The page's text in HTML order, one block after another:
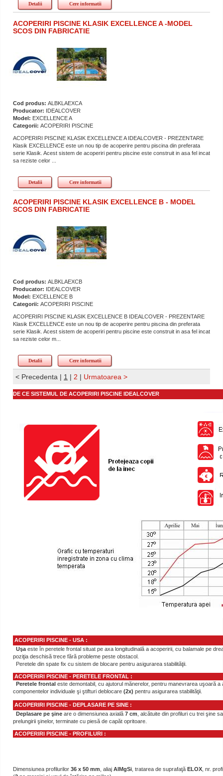
Detalii Cere informatii
ACOPERIRI PISCINE KLASIK EXCELLENCE A -MODEL
SCOS DIN FABRICATIE
Cod produs: ALBKLAEXCA
Producator: IDEALCOVER
Model: EXCELLENCE A
Categorii: ACOPERIRI PISCINE
ACOPERIRI PISCINE KLASIK EXCELLENCE A IDEALCOVER - PREZENTARE
Klasik EXCELLENCE este un nou tip de acoperire pentru piscina din preferata
serie Klasik. Acest sistem de acoperiri pentru piscine este construit in asa fel incat
sa reziste celor ...
Detalii Cere informatii
ACOPERIRI PISCINE KLASIK EXCELLENCE B - MODEL
SCOS DIN FABRICATIE
Cod produs: ALBKLAEXCB
Producator: IDEALCOVER
Model: EXCELLENCE B
Categorii: ACOPERIRI PISCINE
ACOPERIRI PISCINE KLASIK EXCELLENCE B IDEALCOVER - PREZENTARE
Klasik EXCELLENCE este un nou tip de acoperire pentru piscina din preferata
serie Klasik. Acest sistem de acoperiri pentru piscine este construit in asa fel incat
sa reziste celor m...
Detalii Cere informatii
< Precedenta | 1 | 2 | Urmatoarea >
DE CE SISTEMUL DE ACOPERIRI PISCINE IDEALCOVER
ACOPERIRI PISCINE - USA :
Uşa este în peretele frontal situat pe axa longitudinală a acoperirii, cu balamale pe
poziţia deschisă trece fără probleme peste obstacol.
Peretele din spate fix cu sistem de blocare pentru asigurarea stabilităţii.
ACOPERIRI PISCINE - PERETELE FRONTAL :
Peretele frontal este demontabil, cu ajutorul mănerelor, pentru manevrarea uşoară
componentelor individuale şi ştifturi deblocare (2x) pentru asigurarea stabilităţii.
ACOPERIRI PISCINE - DEPLASARE PE SINE :
Deplasare pe şine are o dimensiunea axială 7 cm , alcătuite din profiluri cu trei şine
prelungirii şinelor, terminate cu piesă de capăt opritoare.
ACOPERIRI PISCINE - PROFILURI :
Dimensiunea profilurilor 36 x 50 mm , aliaj AlMgSi , tratarea de suprafaţă ELOX , nr.